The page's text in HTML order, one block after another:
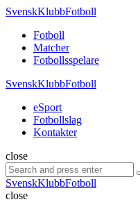
Menu
SvenskKlubbFotboll
Menu
Fotboll
Matcher
Fotbollsspelare
SvenskKlubbFotboll
eSport
Fotbollslag
Kontakter
Search
close
Search
for:
SvenskKlubbFotboll
close